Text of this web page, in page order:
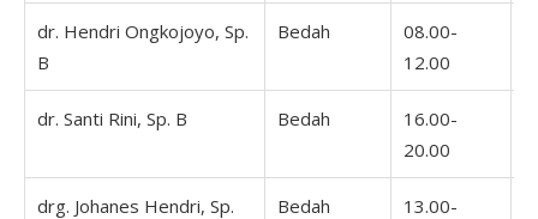
dr. Hendri Ongkojoyo, Sp.
B
Bedah
08.00-
12.00
dr. Santi Rini, Sp. B Bedah
16.00-
20.00
drg. Johanes Hendri, Sp.
Bedah
13.00-